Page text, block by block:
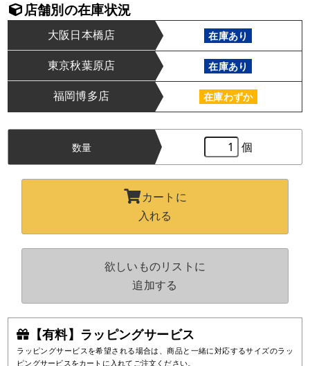
店舗別の在庫状況
大阪日本橋店 在庫あり
東京秋葉原店 在庫あり
福岡博多店 在庫わずか
【有料】ラッピングサービス
ラッピングサービスを希望される場合は、商品と一緒に対応するサイズのラッ
ピングサービスをカートに入れてご注文ください。
数量 個
カートに
入れる
欲しいものリストに
追加する